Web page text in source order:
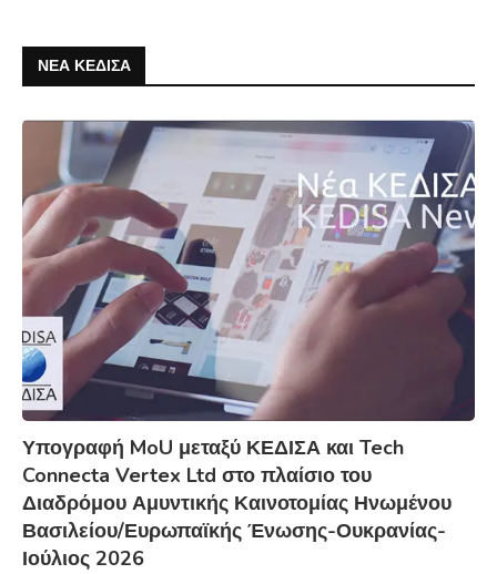
ΝΕΑ ΚΕΔΙΣΑ
Υπογραφή MoU μεταξύ ΚΕΔΙΣΑ και Tech
Connecta Vertex Ltd στο πλαίσιο του
Διαδρόμου Αμυντικής Καινοτομίας Ηνωμένου
Βασιλείου/Ευρωπαϊκής Ένωσης-Ουκρανίας-
Ιούλιος 2026